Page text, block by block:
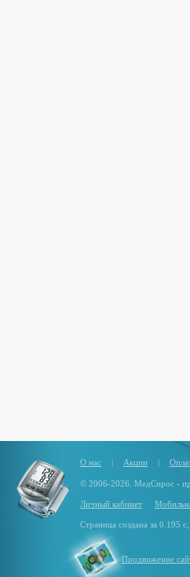
О нас | Акции |
© 2006-2026. МедСпрос -
Личный кабинет
Страница создана за 0.195
Продвижение